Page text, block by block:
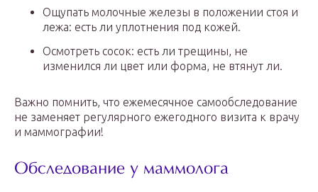
Ощупать молочные железы в положении стоя и
лежа: есть ли уплотнения под кожей.
Осмотреть сосок: есть ли трещины, не
изменился ли цвет или форма, не втянут ли.
Важно помнить, что ежемесячное самообследование
не заменяет регулярного ежегодного визита к врачу
и маммографии!
Обследование у маммолога